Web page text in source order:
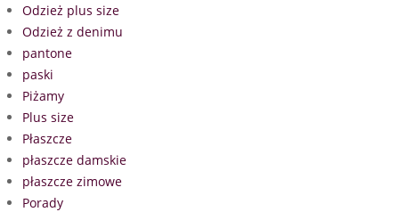
Odzież plus size
Odzież z denimu
pantone
paski
Piżamy
Plus size
Płaszcze
płaszcze damskie
płaszcze zimowe
Porady